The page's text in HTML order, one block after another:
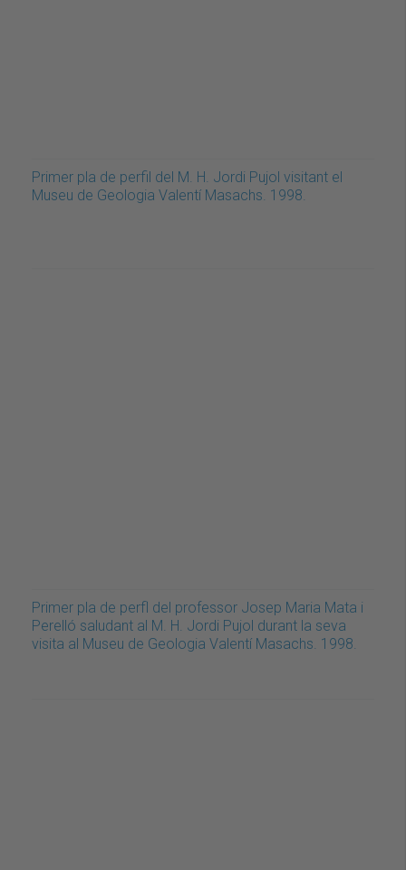
Primer pla de perfil del M. H. Jordi Pujol visitant el
Museu de Geologia Valentí Masachs. 1998.
Primer pla de perfl del professor Josep Maria Mata i
Perelló saludant al M. H. Jordi Pujol durant la seva
visita al Museu de Geologia Valentí Masachs. 1998.